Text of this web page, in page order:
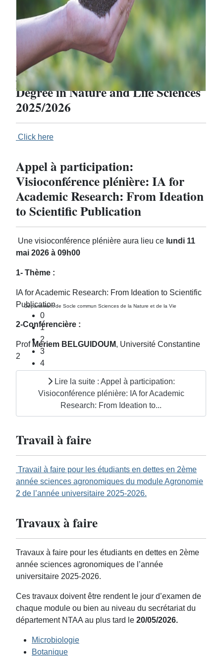
Département de Socle commun Sciences de la Nature et de la Vie
0
1
2
3
4
Application form: Choice of
specialization First Year Bachelor
Degree in Nature and Life Sciences
2025/2026
Click here
Appel à participation:
Visioconférence plénière: IA for
Academic Research: From Ideation
to Scientific Publication
Une visioconférence plénière aura lieu ce lundi 11
mai 2026 à 09h00
1- Thème :
IA for Academic Research: From Ideation to Scientific
Publication
2-Conférencière :
Prof Meriem BELGUIDOUM, Université Constantine
2
Lire la suite : Appel à participation:
Visioconférence plénière: IA for Academic
Research: From Ideation to...
Travail à faire
Travail à faire pour les étudiants en dettes en 2ème
année sciences agronomiques du module Agronomie
2 de l’année universitaire 2025-2026.
Travaux à faire
Travaux à faire pour les étudiants en dettes en 2ème
année sciences agronomiques de l’année
universitaire 2025-2026.
Ces travaux doivent être rendent le jour d’examen de
chaque module ou bien au niveau du secrétariat du
département NTAA au plus tard le 20/05/2026.
Microbiologie
Botanique